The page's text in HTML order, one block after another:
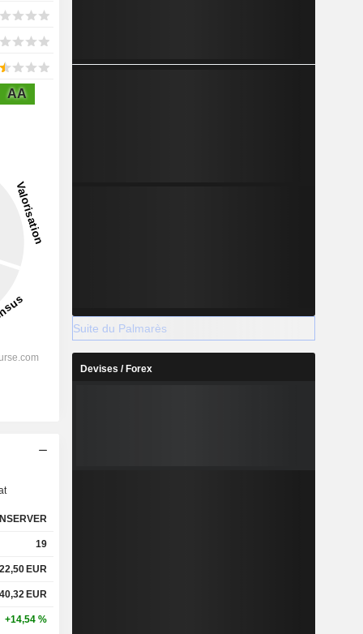
AA
19
EUR
EUR
+14,54 %
Suite du Palmarès
Devises / Forex